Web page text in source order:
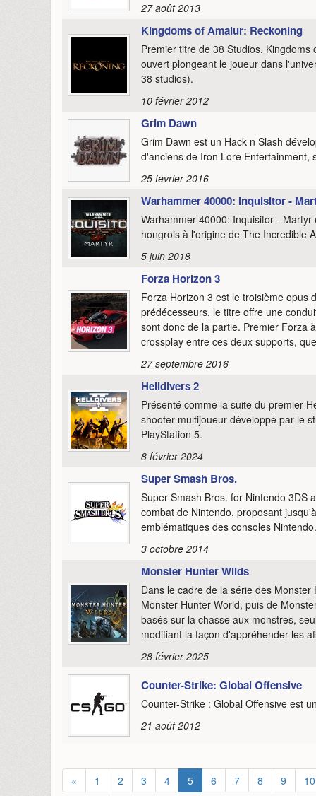
27 août 2013
Kingdoms of Amalur: Reckoning
Premier titre de 38 Studios,
ouvert plongeant le joueur dans
38 studios).
10 février 2012
Grim Dawn
Grim Dawn est un Hack n Slash
d'anciens de Iron Lore Entertainment,
25 février 2016
Warhammer 40000: Inquisitor -
Warhammer 40000: Inquisitor -
hongrois à l'origine de The Incredible
5 juin 2018
Forza Horizon 3
Forza Horizon 3 est le troisième opus
prédécesseurs, le titre offre une
sont donc de la partie. Premier Forza
crossplay entre ces deux supports,
27 septembre 2016
Helldivers 2
Présenté comme la suite du premier
shooter multijoueur développé par le
PlayStation 5.
8 février 2024
Super Smash Bros.
Super Smash Bros. for Nintendo 3DS
combat de Nintendo, proposant
emblématiques des consoles Nintendo.
3 octobre 2014
Monster Hunter Wilds
Dans le cadre de la série des
Monster Hunter World, puis de
basés sur la chasse aux monstres,
modifiant la façon d'appréhender les
28 février 2025
Counter-Strike: Global Offensive
Counter-Strike : Global Offensive est
21 août 2012
« 1 2 3 4 5 6 7 8 9 10